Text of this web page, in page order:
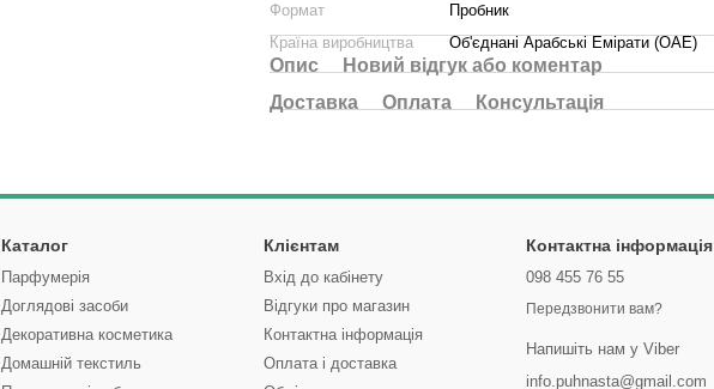
Формат
Пробник
Країна виробництва
Об'єднані Арабські Емірати (ОАЕ)
Опис
Новий відгук або коментар
Доставка
Оплата Консультація
Каталог
Парфумерія
Доглядові засоби
Декоративна косметика
Домашній текстиль
Клієнтам
Вхід до кабінету
Відгуки про магазин
Контактна інформація
Оплата і доставка
Контактна інформація
098 455 76 55
Передзвонити вам?
Напишіть нам у Viber
info.puhnasta@gmail.com